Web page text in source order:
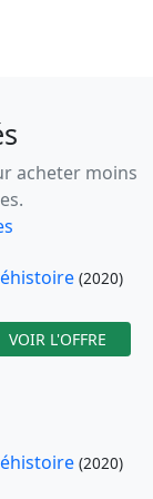
acheter moins
(2020)
VOIR L'OFFRE
(2020)